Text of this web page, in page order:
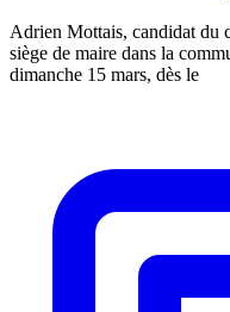
Adrien Mottais, candidat du
siège de maire dans la
dimanche 15 mars, dès le